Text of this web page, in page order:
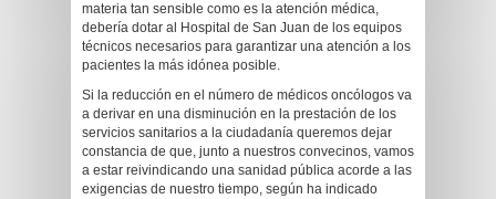
materia tan sensible como es la atención médica,
debería dotar al Hospital de San Juan de los equipos
técnicos necesarios para garantizar una atención a los
pacientes la más idónea posible.
Si la reducción en el número de médicos oncólogos va
a derivar en una disminución en la prestación de los
servicios sanitarios a la ciudadanía queremos dejar
constancia de que, junto a nuestros convecinos, vamos
a estar reivindicando una sanidad pública acorde a las
exigencias de nuestro tiempo, según ha indicado